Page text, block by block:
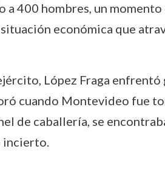
400 hombres, un momento
económica que
López Fraga enfrentó
cuando Montevideo fue
de caballería, se
incierto.